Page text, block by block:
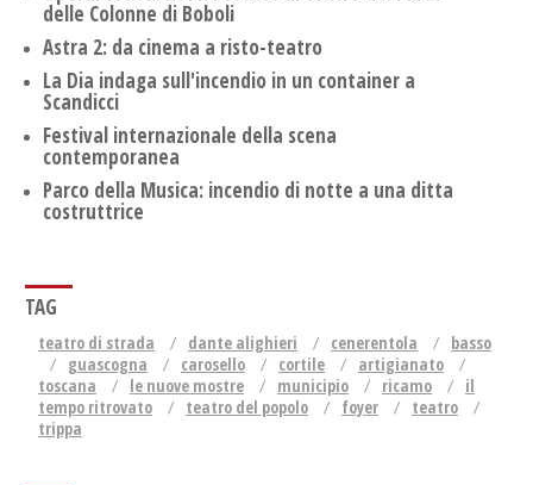
delle Colonne di Boboli
Astra 2: da cinema a risto-teatro
La Dia indaga sull'incendio in un container a
Scandicci
Festival internazionale della scena
contemporanea
Parco della Musica: incendio di notte a una ditta
costruttrice
TAG
teatro di strada dante alighieri cenerentola
basso
guascogna
carosello cortile
artigianato
toscana
le nuove mostre municipio ricamo
il
tempo ritrovato
teatro del popolo foyer
teatro
trippa